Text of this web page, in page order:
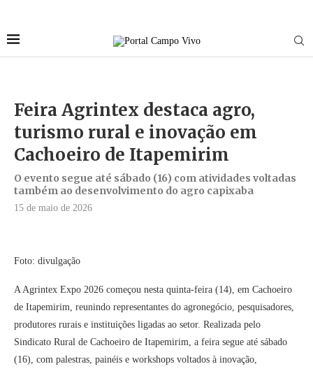
Feira Agrintex destaca agro,
turismo rural e inovação em
Cachoeiro de Itapemirim
O evento segue até sábado (16) com atividades voltadas
também ao desenvolvimento do agro capixaba
15 de maio de 2026
Foto: divulgação
A Agrintex Expo 2026 começou nesta quinta-feira (14), em Cachoeiro
de Itapemirim, reunindo representantes do agronegócio, pesquisadores,
produtores rurais e instituições ligadas ao setor. Realizada pelo
Sindicato Rural de Cachoeiro de Itapemirim, a feira segue até sábado
(16), com palestras, painéis e workshops voltados à inovação,